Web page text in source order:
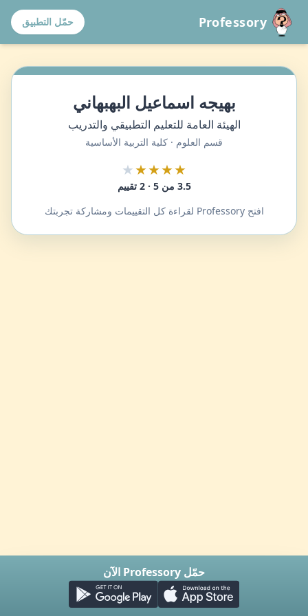
Professory حمّل التطبيق
بهيجه اسماعيل البهبهاني
الهيئة العامة للتعليم التطبيقي والتدريب
قسم العلوم · كلية التربية الأساسية
★★★★
★
3.5 من 5 · 2 تقييم
افتح Professory لقراءة كل التقييمات ومشاركة تجربتك
حمّل Professory الآن